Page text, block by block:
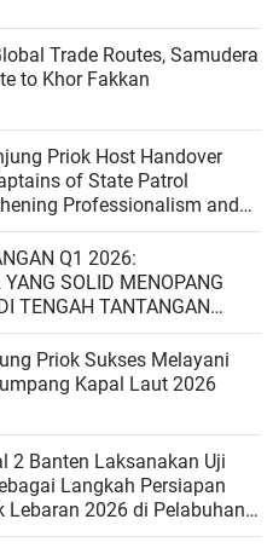
Trade Routes, Samudera
to Khor Fakkan
Priok Host Handover
of State Patrol
Professionalism and
Q1 2026:
SOLID MENOPANG
TENGAH TANTANGAN
Priok Sukses Melayani
Kapal Laut 2026
2 Banten Laksanakan Uji
Langkah Persiapan
Lebaran 2026 di Pelabuhan